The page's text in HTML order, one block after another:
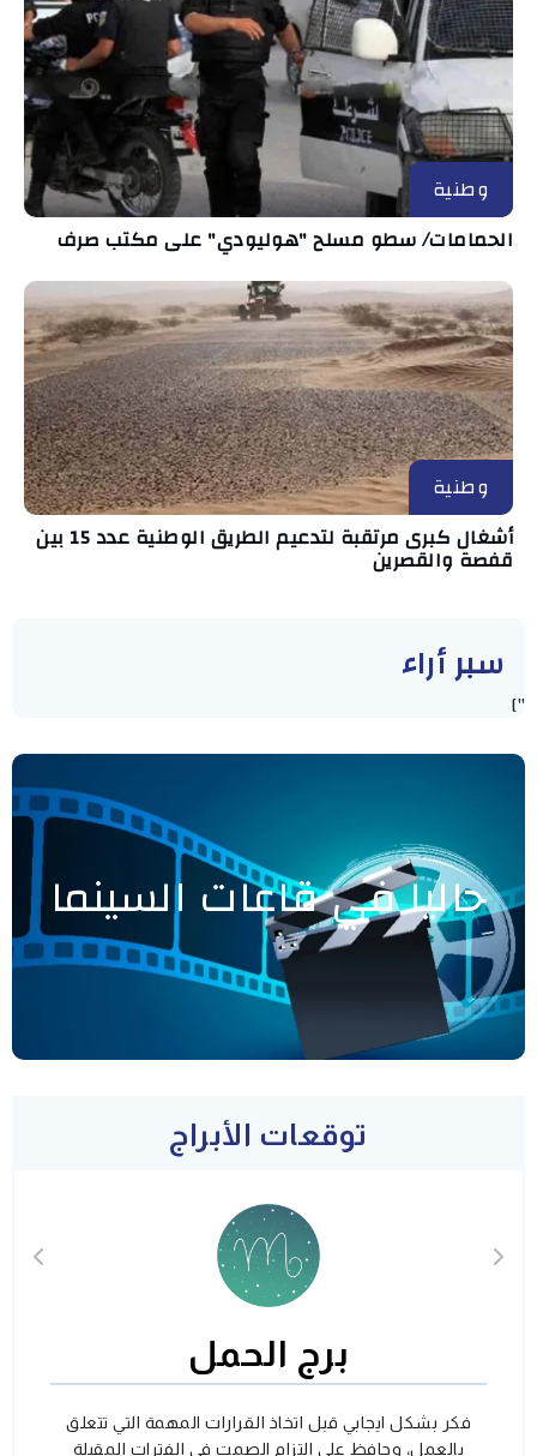
وطنية
الحمامات/ سطو مسلح "هوليودي" على مكتب صرف
وطنية
أشغال كبرى مرتقبة لتدعيم الطريق الوطنية عدد 15 بين
قفصة والقصرين
سبر أراء
"]
حاليا في قاعات السينما
توقعات الأبراج
برج الحمل
فكر بشكل ايجابي قبل اتخاذ القرارات المهمة التي تتعلق
بالعمل، وحافظ على التزام الصمت في الفترات المقبلة